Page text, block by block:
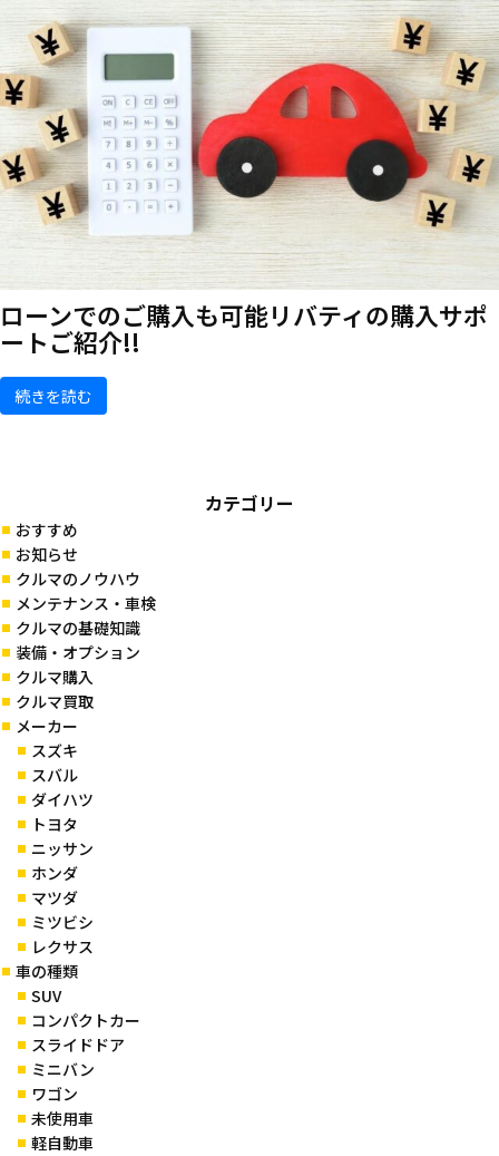
ローンでのご購入も可能リバティの購入サポ
ートご紹介!!
続きを読む
カテゴリー
おすすめ
お知らせ
クルマのノウハウ
メンテナンス・車検
クルマの基礎知識
装備・オプション
クルマ購入
クルマ買取
メーカー
スズキ
スバル
ダイハツ
トヨタ
ニッサン
ホンダ
マツダ
ミツビシ
レクサス
車の種類
SUV
コンパクトカー
スライドドア
ミニバン
ワゴン
未使用車
軽自動車